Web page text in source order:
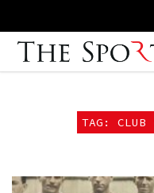
TAG: CLUB